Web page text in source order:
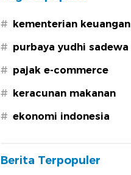
# kementerian keuangan
# purbaya yudhi sadewa
# pajak e-commerce
# keracunan makanan
# ekonomi indonesia
Berita Terpopuler